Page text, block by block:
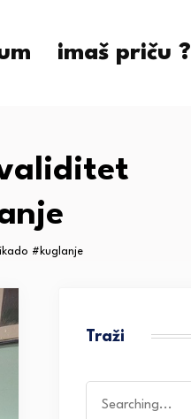
imaš priču ?
#kuglanje
Traži
for: